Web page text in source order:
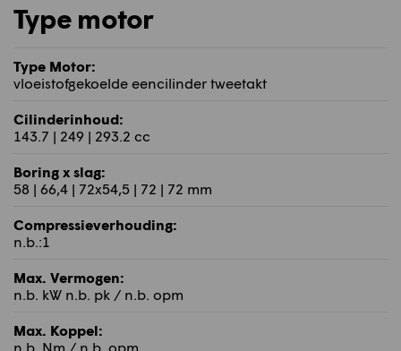
Type motor
Type Motor:
vloeistofgekoelde eencilinder tweetakt
Cilinderinhoud:
143.7 | 249 | 293.2 cc
Boring x slag:
58 | 66,4 | 72x54,5 | 72 | 72 mm
Compressieverhouding:
n.b.:1
Max. Vermogen:
n.b. kW n.b. pk / n.b. opm
Max. Koppel:
n.b. Nm / n.b. opm